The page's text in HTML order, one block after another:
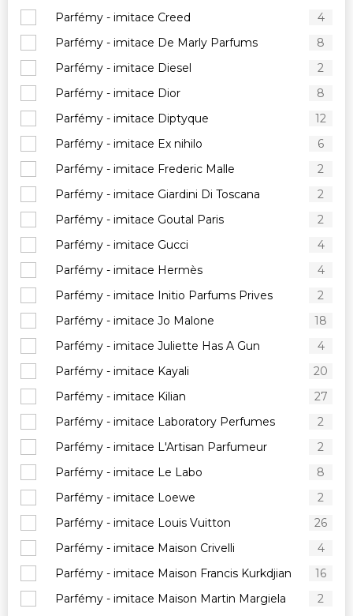
Parfémy - imitace Creed
4
Parfémy - imitace De Marly Parfums
8
Parfémy - imitace Diesel
2
Parfémy - imitace Dior
8
Parfémy - imitace Diptyque
12
Parfémy - imitace Ex nihilo
6
Parfémy - imitace Frederic Malle
2
Parfémy - imitace Giardini Di Toscana
2
Parfémy - imitace Goutal Paris
2
Parfémy - imitace Gucci
4
Parfémy - imitace Hermès
4
Parfémy - imitace Initio Parfums Prives
2
Parfémy - imitace Jo Malone
18
Parfémy - imitace Juliette Has A Gun
4
Parfémy - imitace Kayali
20
Parfémy - imitace Kilian
27
Parfémy - imitace Laboratory Perfumes
2
Parfémy - imitace L'Artisan Parfumeur
2
Parfémy - imitace Le Labo
8
Parfémy - imitace Loewe
2
Parfémy - imitace Louis Vuitton
26
Parfémy - imitace Maison Crivelli
4
Parfémy - imitace Maison Francis Kurkdjian
16
Parfémy - imitace Maison Martin Margiela
2